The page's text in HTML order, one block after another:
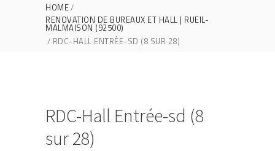
HOME
RENOVATION DE BUREAUX ET HALL | RUEIL-
MALMAISON (92500)
RDC-HALL ENTRÉE-SD (8 SUR 28)
RDC-Hall Entrée-sd (8
sur 28)